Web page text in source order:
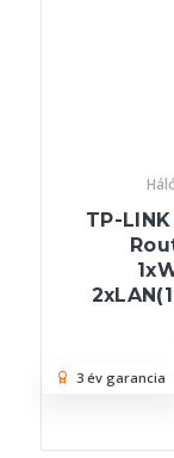
TP-
3 év garancia